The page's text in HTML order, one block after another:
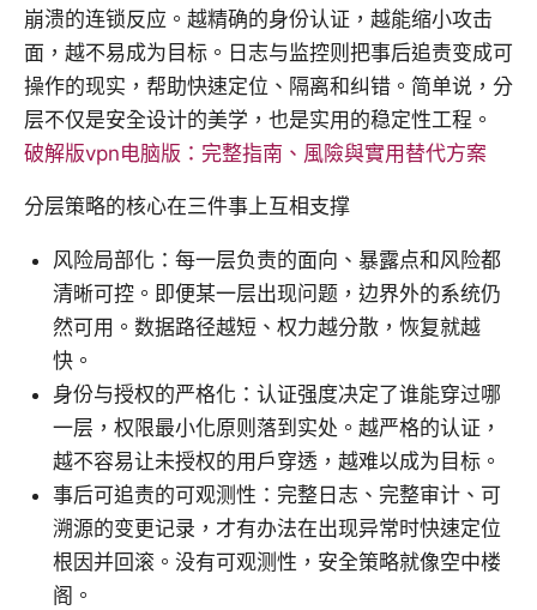
崩溃的连锁反应。越精确的身份认证，越能缩小攻击
面，越不易成为目标。日志与监控则把事后追责变成可
操作的现实，帮助快速定位、隔离和纠错。简单说，分
层不仅是安全设计的美学，也是实用的稳定性工程。
破解版vpn电脑版：完整指南、風險與實用替代方案
分层策略的核心在三件事上互相支撑
风险局部化：每一层负责的面向、暴露点和风险都
清晰可控。即便某一层出现问题，边界外的系统仍
然可用。数据路径越短、权力越分散，恢复就越
快。
身份与授权的严格化：认证强度决定了谁能穿过哪
一层，权限最小化原则落到实处。越严格的认证，
越不容易让未授权的用户穿透，越难以成为目标。
事后可追责的可观测性：完整日志、完整审计、可
溯源的变更记录，才有办法在出现异常时快速定位
根因并回滚。没有可观测性，安全策略就像空中楼
阁。